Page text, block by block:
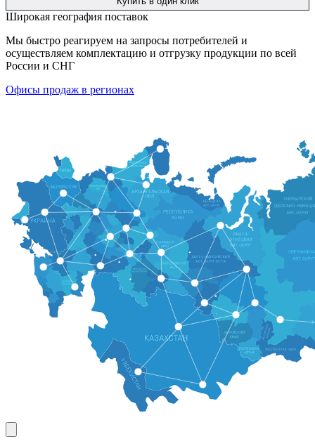
Широкая география поставок
Мы быстро реагируем на запросы потребителей и
осуществляем комплектацию и отгрузку продукции по всей
России и СНГ
Офисы продаж в регионах